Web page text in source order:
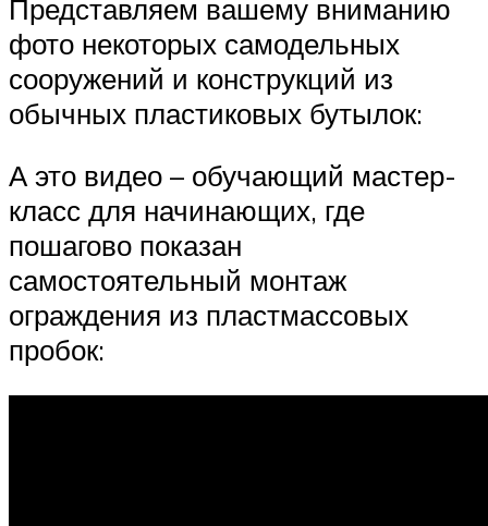
Представляем вашему вниманию
фото некоторых самодельных
сооружений и конструкций из
обычных пластиковых бутылок:
А это видео – обучающий мастер-
класс для начинающих, где
пошагово показан
самостоятельный монтаж
ограждения из пластмассовых
пробок: